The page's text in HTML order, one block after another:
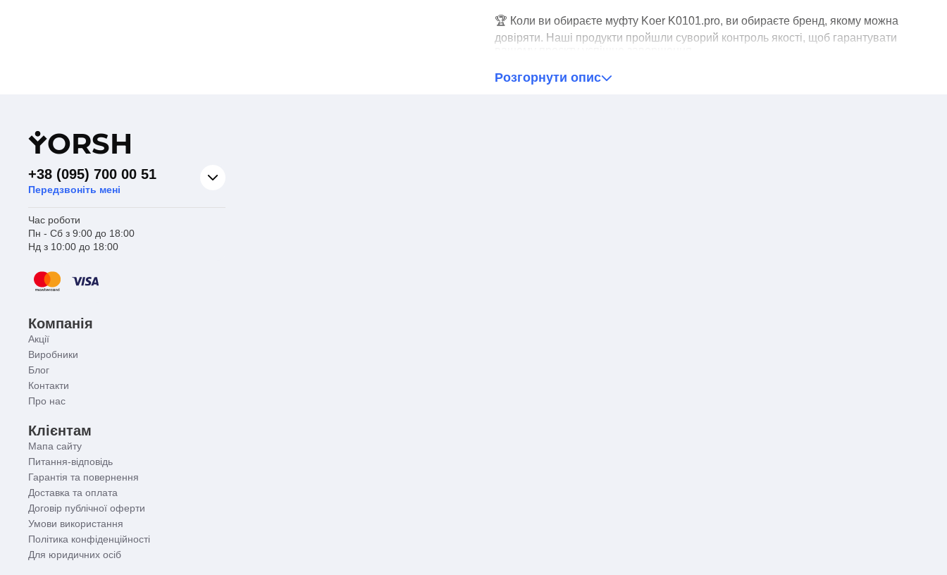
🏆 Коли ви обираєте муфту Koer K0101.pro, ви обираєте бренд, якому можна
довіряти. Наші продукти пройшли суворий контроль якості, щоб гарантувати
Оберіть муфту для труб із поліпропілену Коер вже сьогодні та переконайтеся
самі: кожне з'єднання - це крок до успішного завершення вашого будівельного
Розгорнути опис
YORSH
+38 (095) 700 00 51
Передзвоніть мені
Час роботи
Пн - Сб з 9:00 до 18:00
Нд з 10:00 до 18:00
Компанія
Акції
Виробники
Блог
Контакти
Про нас
Клієнтам
Мапа сайту
Питання-відповідь
Гарантія та повернення
Доставка та оплата
Договір публічної оферти
Умови використання
Політика конфіденційності
Для юридичних осіб